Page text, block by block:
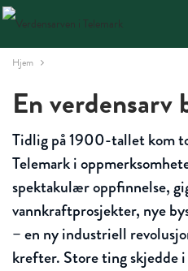
Skip
Content
Hjem
En verdensarv
Tidlig på 1900-tallet kom
Telemark i
spektakulær oppfinnelse,
vannkraftprosjekter, nye
– en ny industriell
krefter. Store ting skjedde i